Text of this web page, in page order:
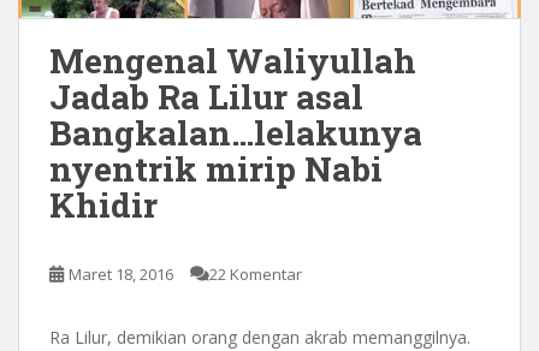
Mengenal Waliyullah
Jadab Ra Lilur asal
Bangkalan…lelakunya
nyentrik mirip Nabi
Khidir
Maret 18, 2016 22 Komentar
Ra Lilur, demikian orang dengan akrab memanggilnya.